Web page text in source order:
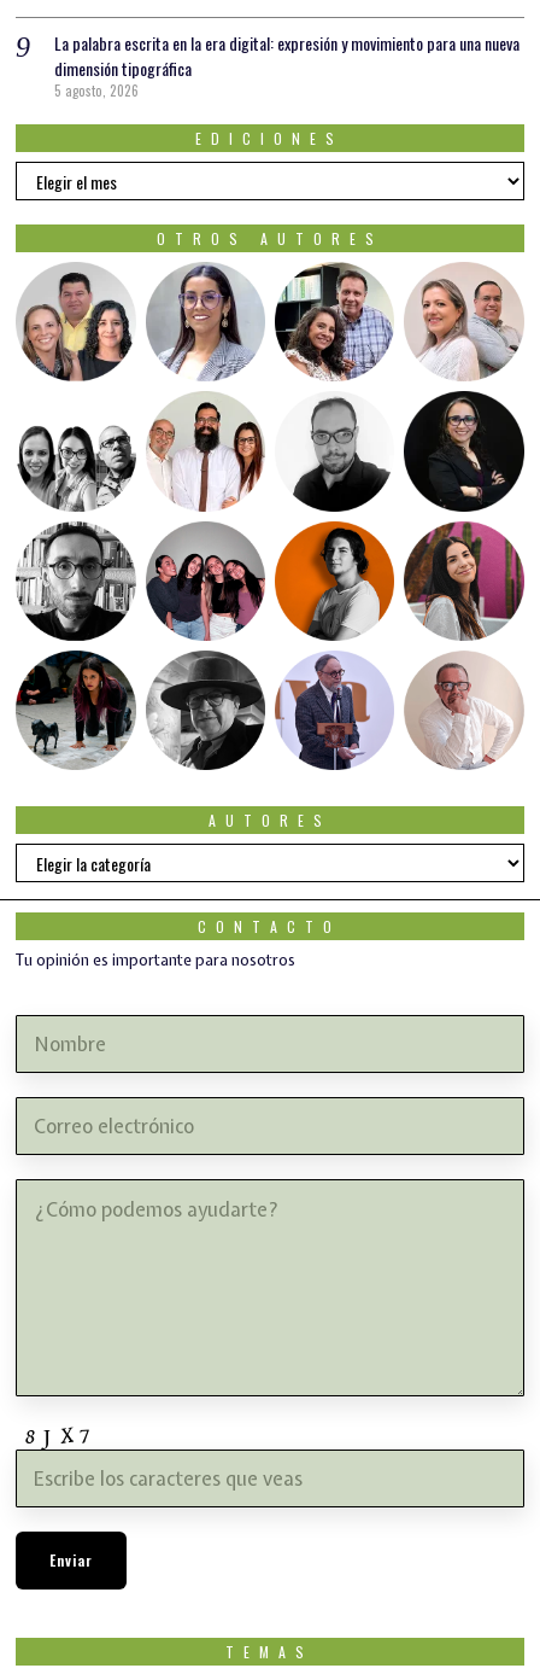
La palabra escrita en la era digital: expresión y movimiento para una nueva
dimensión tipográfica
5 agosto, 2026
EDICIONES
EDICIONES
OTROS AUTORES
AUTORES
Autores
CONTACTO
Tu opinión es importante para nosotros
TEMAS